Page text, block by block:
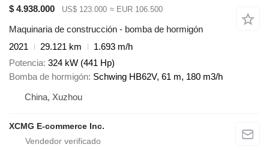
$ 4.938.000
US$ 123.000 ≈ EUR 106.500
Maquinaria de construcción - bomba de hormigón
2021
29.121 km
1.693 m/h
Potencia 324 kW (441 Hp)
Bomba de hormigón Schwing HB62V, 61 m, 180 m3/h
China, Xuzhou
XCMG E-commerce Inc.